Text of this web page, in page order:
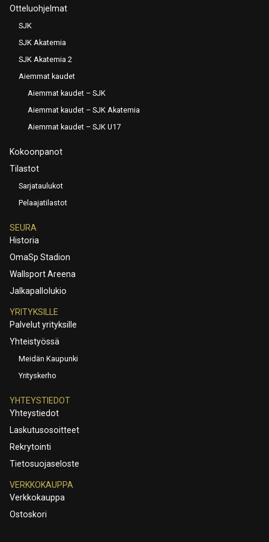
Otteluohjelmat
SJK
SJK Akatemia
SJK Akatemia 2
Aiemmat kaudet
Aiemmat kaudet – SJK
Aiemmat kaudet – SJK Akatemia
Aiemmat kaudet – SJK U17
Kokoonpanot
Tilastot
Sarjataulukot
Pelaajatilastot
SEURA
Historia
OmaSp Stadion
Wallsport Areena
Jalkapallolukio
YRITYKSILLE
Palvelut yrityksille
Yhteistyössä
Meidän Kaupunki
Yrityskerho
YHTEYSTIEDOT
Yhteystiedot
Laskutusosoitteet
Rekrytointi
Tietosuojaseloste
VERKKOKAUPPA
Verkkokauppa
Ostoskori